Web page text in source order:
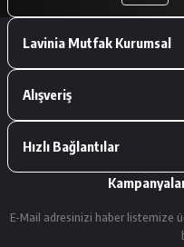
Deneyimini Paylaş
Lavinia Mutfak Kurumsal
Alışveriş
Hızlı Bağlantılar
E-Mail adresinizi haber listemize